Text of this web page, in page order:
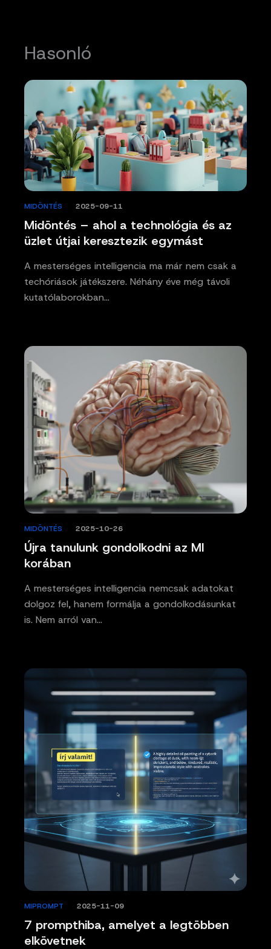
Hasonló
Midöntés – ahol a technológia és az
üzlet útjai keresztezik egymást
MIDÖNTÉS 2025-09-11
A mesterséges intelligencia ma már nem csak a
techóriások játékszere. Néhány éve még távoli
kutatólaborokban…
Újra tanulunk gondolkodni az MI
korában
MIDÖNTÉS 2025-10-26
A mesterséges intelligencia nemcsak adatokat
dolgoz fel, hanem formálja a gondolkodásunkat
is. Nem arról van…
7 prompthiba, amelyet a legtöbben
elkövetnek
MIPROMPT 2025-11-09